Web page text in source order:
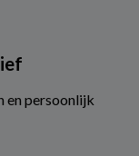
en persoonlijk